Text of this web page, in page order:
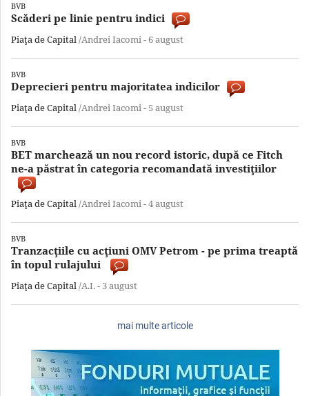
BVB
Scăderi pe linie pentru indici
Piaţa de Capital/Andrei Iacomi -6 august
BVB
Deprecieri pentru majoritatea indicilor
Piaţa de Capital/Andrei Iacomi - 5 august
BVB
BET marchează un nou record istoric, după ce Fitch
ne-a păstrat în categoria recomandată investiţiilor
Piaţa de Capital/Andrei Iacomi -4 august
BVB
Tranzacţiile cu acţiuni OMV Petrom - pe prima treaptă
în topul rulajului
Piaţa de Capital/A.I. - 3 august
mai multe articole